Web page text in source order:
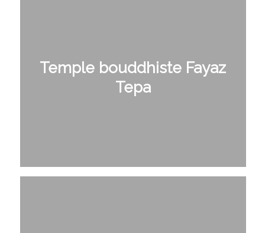
Temple bouddhiste Fayaz
Tepa